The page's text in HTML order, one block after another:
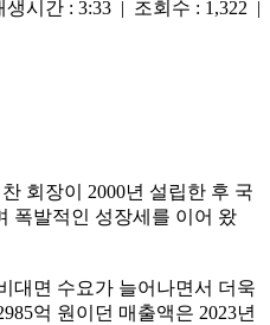
생시간 : 3:33 | 조회수 : 1,322 |
회장이 2000년 설립한 후 국
폭발적인 성장세를 이어 왔
대면 수요가 늘어나면서 더욱
억 원이던 매출액은 2023년